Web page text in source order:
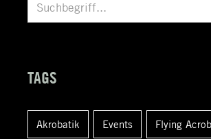
u
e
TAGS
Akrobatik Events Flying